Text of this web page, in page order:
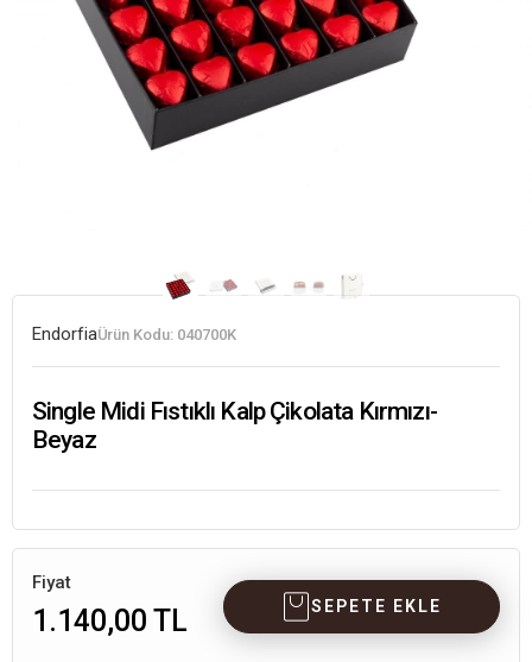
EndorfiaÜrün Kodu: 040700K
Single Midi Fıstıklı Kalp Çikolata Kırmızı-
Beyaz
Fiyat
1.140,00 TL SEPETE EKLE